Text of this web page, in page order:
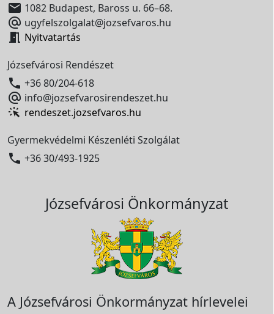
 1082 Budapest, Baross u. 66–68.
 ugyfelszolgalat@jozsefvaros.hu
 Nyitvatartás
Józsefvárosi Rendészet
 +36 80/204-618
 info@jozsefvarosirendeszet.hu
rendeszet.jozsefvaros.hu
Gyermekvédelmi Készenléti Szolgálat
 +36 30/493-1925
Józsefvárosi Önkormányzat
A Józsefvárosi Önkormányzat hírlevelei